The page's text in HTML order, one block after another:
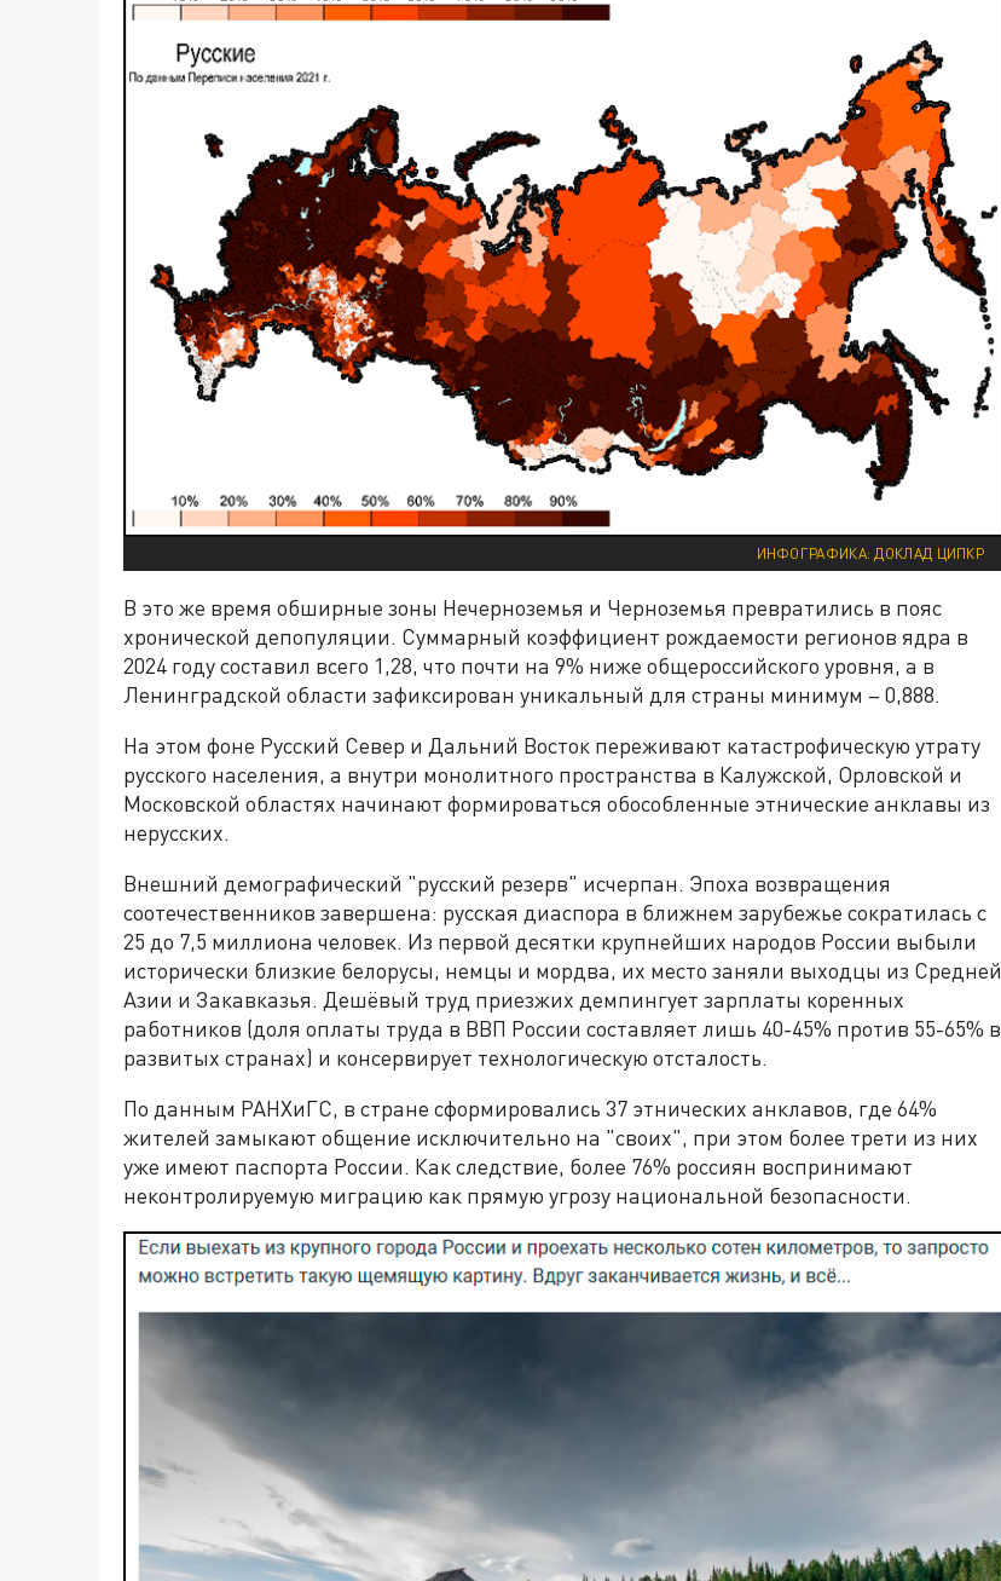
ИНФОГРАФИКА: ДОКЛАД ЦИПКР
В это же время обширные зоны Нечерноземья и Черноземья превратились в пояс
хронической депопуляции. Суммарный коэффициент рождаемости регионов ядра в
2024 году составил всего 1,28, что почти на 9% ниже общероссийского уровня, а в
Ленинградской области зафиксирован уникальный для страны минимум – 0,888.
На этом фоне Русский Север и Дальний Восток переживают катастрофическую утрату
русского населения, а внутри монолитного пространства в Калужской, Орловской и
Московской областях начинают формироваться обособленные этнические анклавы из
нерусских.
Внешний демографический "русский резерв" исчерпан. Эпоха возвращения
соотечественников завершена: русская диаспора в ближнем зарубежье сократилась с
25 до 7,5 миллиона человек. Из первой десятки крупнейших народов России выбыли
исторически близкие белорусы, немцы и мордва, их место заняли выходцы из Средней
Азии и Закавказья. Дешёвый труд приезжих демпингует зарплаты коренных
работников (доля оплаты труда в ВВП России составляет лишь 40-45% против 55-65% в
развитых странах) и консервирует технологическую отсталость.
По данным РАНХиГС, в стране сформировались 37 этнических анклавов, где 64%
жителей замыкают общение исключительно на "своих", при этом более трети из них
уже имеют паспорта России. Как следствие, более 76% россиян воспринимают
неконтролируемую миграцию как прямую угрозу национальной безопасности.